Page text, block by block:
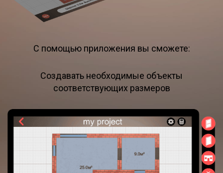
С помощью приложения вы сможете:
Создавать необходимые объекты
соответствующих размеров